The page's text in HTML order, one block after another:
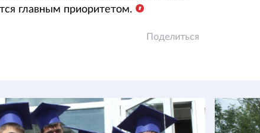
главным приоритетом.
Поделиться